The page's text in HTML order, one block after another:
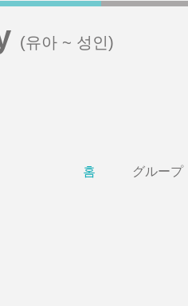
(유아 ~ 성인)
홈 グループ